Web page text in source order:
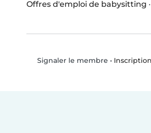
Offres d'emploi de babysitting ·
Signaler le membre •